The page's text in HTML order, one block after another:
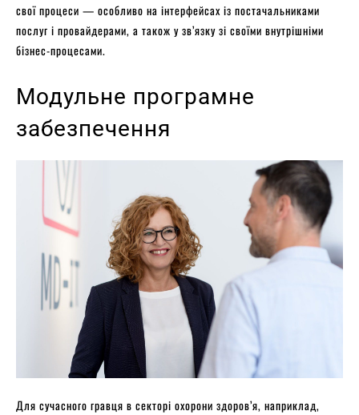
свої процеси — особливо на інтерфейсах із постачальниками
послуг і провайдерами, а також у зв’язку зі своїми внутрішніми
бізнес-процесами.
Модульне програмне
забезпечення
Для сучасного гравця в секторі охорони здоров’я, наприклад,